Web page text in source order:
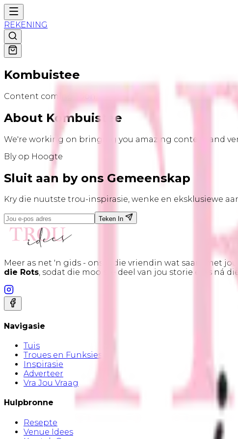
REKENING
Kombuistee
Content coming soon...
About Kombuistee
We're working on bringing you amazing content and
Bly op Hoogte
Sluit aan by ons Gemeenskap
Kry die nuutste trou-inspirasie, wenke en eksklusiewe
Teken In
Meer as net 'n gids - ons is die vriendin wat saam met
die Rots, sodat die mooiste deel van jou storie eers ná
Navigasie
Tuis
Troues en Funksies
Inspirasie
Adverteer
Vra Jou Vraag
Hulpbronne
Resepte
Venue Idees